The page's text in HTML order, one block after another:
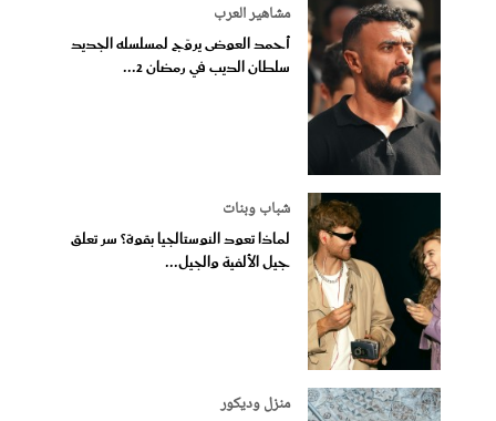
مشاهير العرب
أحمد العوضى يروّج لمسلسله الجديد
سلطان الديب في رمضان 2...
شباب وبنات
لماذا تعود النوستالجيا بقوة؟ سر تعلق
جيل الألفية والجيل...
منزل وديكور